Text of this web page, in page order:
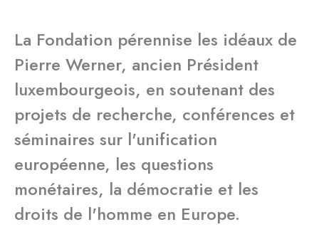
La Fondation pérennise les idéaux de
Pierre Werner, ancien Président
luxembourgeois, en soutenant des
projets de recherche, conférences et
séminaires sur l'unification
européenne, les questions
monétaires, la démocratie et les
droits de l'homme en Europe.